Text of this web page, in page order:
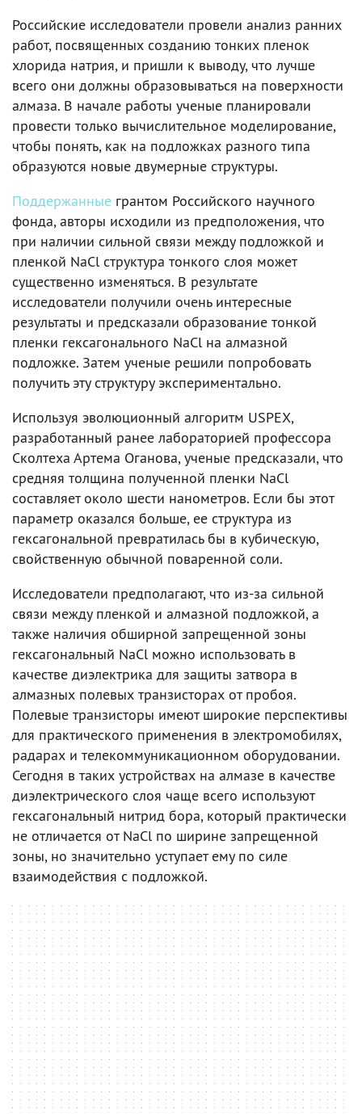
Российские исследователи провели анализ ранних
работ, посвященных созданию тонких пленок
хлорида натрия, и пришли к выводу, что лучше
всего они должны образовываться на поверхности
алмаза. В начале работы ученые планировали
провести только вычислительное моделирование,
чтобы понять, как на подложках разного типа
образуются новые двумерные структуры.
Поддержанные грантом Российского научного
фонда, авторы исходили из предположения, что
при наличии сильной связи между подложкой и
пленкой NaCl структура тонкого слоя может
существенно изменяться. В результате
исследователи получили очень интересные
результаты и предсказали образование тонкой
пленки гексагонального NaCl на алмазной
подложке. Затем ученые решили попробовать
получить эту структуру экспериментально.
Используя эволюционный алгоритм USPEX,
разработанный ранее лабораторией профессора
Сколтеха Артема Оганова, ученые предсказали, что
средняя толщина полученной пленки NaCl
составляет около шести нанометров. Если бы этот
параметр оказался больше, ее структура из
гексагональной превратилась бы в кубическую,
свойственную обычной поваренной соли.
Исследователи предполагают, что из-за сильной
связи между пленкой и алмазной подложкой, а
также наличия обширной запрещенной зоны
гексагональный NaCl можно использовать в
качестве диэлектрика для защиты затвора в
алмазных полевых транзисторах от пробоя.
Полевые транзисторы имеют широкие перспективы
для практического применения в электромобилях,
радарах и телекоммуникационном оборудовании.
Сегодня в таких устройствах на алмазе в качестве
диэлектрического слоя чаще всего используют
гексагональный нитрид бора, который практически
не отличается от NaCl по ширине запрещенной
зоны, но значительно уступает ему по силе
взаимодействия с подложкой.